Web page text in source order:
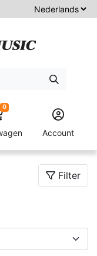
0
Account
Filter